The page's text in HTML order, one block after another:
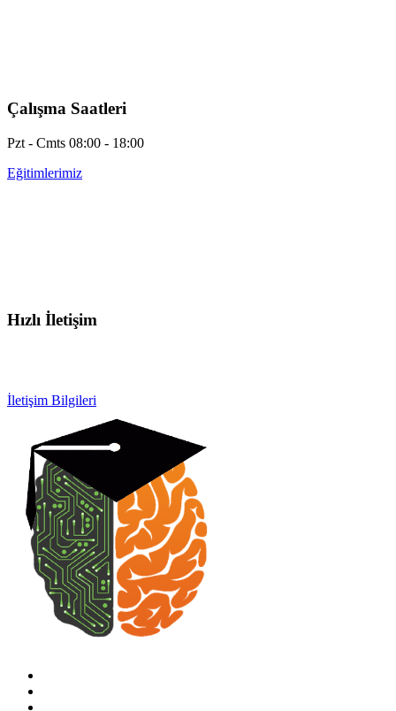
Çalışma Saatleri
Pzt - Cmts 08:00 - 18:00
Eğitimlerimiz
Hızlı İletişim
İletişim Bilgileri